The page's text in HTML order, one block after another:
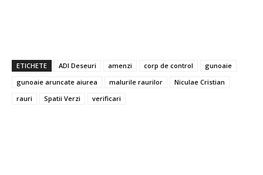
ETICHETE ADI Deseuri amenzi corp de control
gunoaie
gunoaie aruncate aiurea
malurile raurilor
Niculae Cristian
rauri
Spatii Verzi verificari